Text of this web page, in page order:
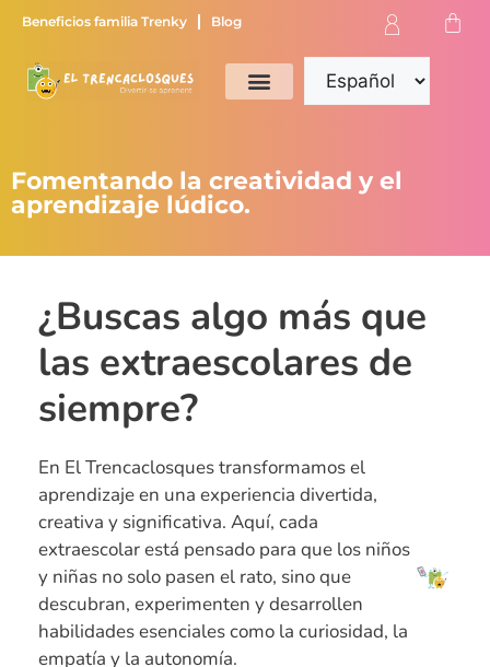
Beneficios familia Trenky Blog
Fomentando la creatividad y el
aprendizaje lúdico.
¿Buscas algo más que
las extraescolares de
siempre?
En El Trencaclosques transformamos el
aprendizaje en una experiencia divertida,
creativa y significativa. Aquí, cada
extraescolar está pensado para que los niños
y niñas no solo pasen el rato, sino que
descubran, experimenten y desarrollen
habilidades esenciales como la curiosidad, la
empatía y la autonomía.